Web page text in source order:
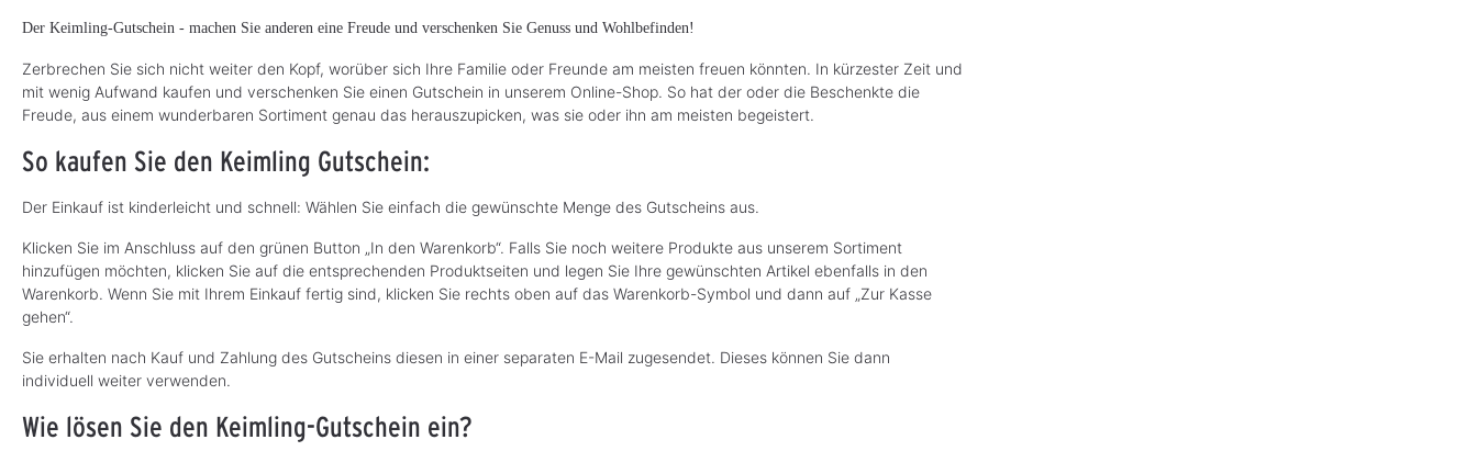
Der Keimling-Gutschein - machen Sie anderen eine Freude und verschenken Sie Genuss und Wohlbefinden!
Zerbrechen Sie sich nicht weiter den Kopf, worüber sich Ihre Familie oder Freunde am meisten freuen könnten. In kürzester Zeit und
mit wenig Aufwand kaufen und verschenken Sie einen Gutschein in unserem Online-Shop. So hat der oder die Beschenkte die
Freude, aus einem wunderbaren Sortiment genau das herauszupicken, was sie oder ihn am meisten begeistert.
So kaufen Sie den Keimling Gutschein:
Der Einkauf ist kinderleicht und schnell: Wählen Sie einfach die gewünschte Menge des Gutscheins aus.
Klicken Sie im Anschluss auf den grünen Button „In den Warenkorb“. Falls Sie noch weitere Produkte aus unserem Sortiment
hinzufügen möchten, klicken Sie auf die entsprechenden Produktseiten und legen Sie Ihre gewünschten Artikel ebenfalls in den
Warenkorb. Wenn Sie mit Ihrem Einkauf fertig sind, klicken Sie rechts oben auf das Warenkorb-Symbol und dann auf „Zur Kasse
gehen“.
Sie erhalten nach Kauf und Zahlung des Gutscheins diesen in einer separaten E-Mail zugesendet. Dieses können Sie dann
individuell weiter verwenden.
Wie lösen Sie den Keimling-Gutschein ein?